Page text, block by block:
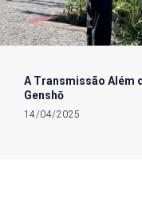
A Transmissão Além
Genshō
14/04/2025